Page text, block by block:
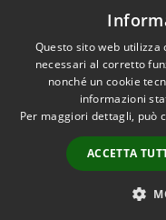
Dichiarazione di
Accessibilità
Questo sito web
necessari al corretto
nonché un cookie
informazioni
Per maggiori dettagli, può
ACCETTA